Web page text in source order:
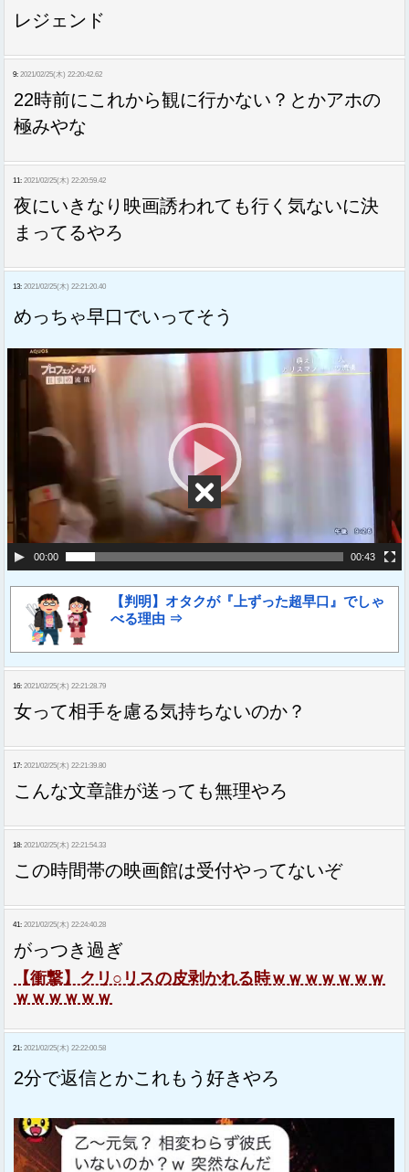
レジェンド
9: 2021/02/25(木) 22:20:42.62
22時前にこれから観に行かない？とかアホの
極みやな
11: 2021/02/25(木) 22:20:59.42
夜にいきなり映画誘われても行く気ないに決
まってるやろ
13: 2021/02/25(木) 22:21:20.40
めっちゃ早口でいってそう
ー
00:00 00:43
【判明】オタクが『上ずった超早口』でしゃ
べる理由 ⇒
16: 2021/02/25(木) 22:21:28.79
女って相手を慮る気持ちないのか？
17: 2021/02/25(木) 22:21:39.80
こんな文章誰が送っても無理やろ
18: 2021/02/25(木) 22:21:54.33
この時間帯の映画館は受付やってないぞ
41: 2021/02/25(木) 22:24:40.28
がっつき過ぎ
【衝撃】クリ○リスの皮剥かれる時ｗｗｗｗｗｗｗ
ｗｗｗｗｗｗ
21: 2021/02/25(木) 22:22:00.58
2分で返信とかこれもう好きやろ